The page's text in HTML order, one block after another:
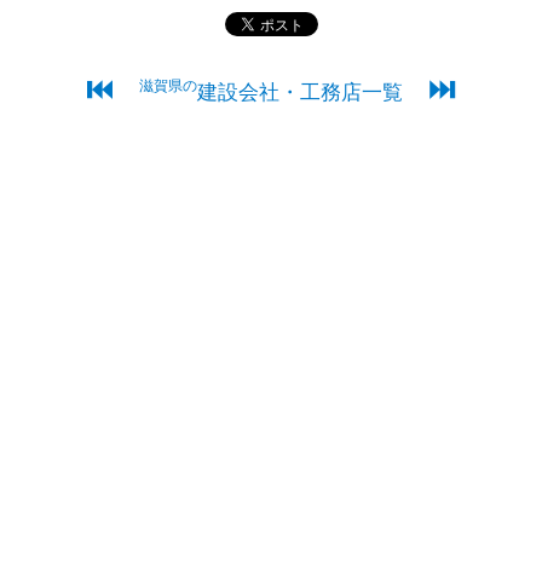
⏮ 滋賀県の建設会社・工務店一覧 ⏭